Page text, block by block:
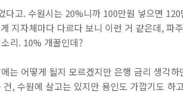
고. 수원시는 20%니까 100만원 넣으면
지자체마다 다르다 보니 이런 거 같은데, 파
리. 10% 개꿀인데?
는 어떻게 될지 모르겠지만 은행 금리 생각하
, 수원에 살고는 있지만 용인도 가깝기도 하